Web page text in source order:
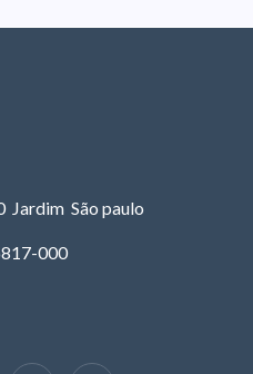
Jardim São paulo
000